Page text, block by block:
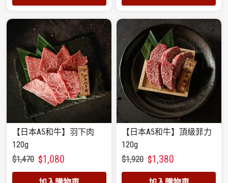
【日本A5和牛】羽下肉
120g
$1,470 $1,080
【日本A5和牛】頂級菲力
120g
$1,920 $1,380